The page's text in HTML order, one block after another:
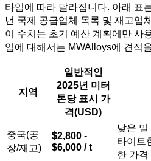
타임에 따라 달라집니다. 아래 표
년 국제 공급업체 목록 및 재고업
이 수치는 초기 예산 계획에만 사
임에 대해서는 MWAlloys에 견적
지역
일반적인
2025년 미터
톤당 표시 가
격(USD)
중국(공
장/재고)
$2,800 -
$6,000 / t
낮은
타이트
한 가격